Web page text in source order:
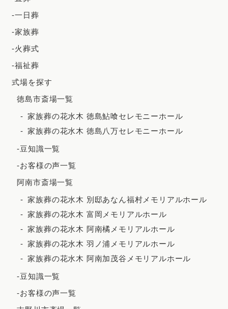
2024年2月
2023年12月
2023年11月
2023年10月
2023年9月
2023年8月
2023年7月
2023年6月
2023年3月
2023年2月
2023年1月
2022年12月
2022年11月
-一日葬
-家族葬
-火葬式
-福祉葬
式場を探す
徳島市斎場一覧
家族葬の花水木 徳島鮎喰セレモニーホール
家族葬の花水木 徳島八万セレモニーホール
-豆知識一覧
-お客様の声一覧
阿南市斎場一覧
家族葬の花水木 別邸あなん福村メモリアルホール
家族葬の花水木 富岡メモリアルホール
家族葬の花水木 阿南橘メモリアルホール
家族葬の花水木 羽ノ浦メモリアルホール
家族葬の花水木 阿南加茂谷メモリアルホール
-豆知識一覧
-お客様の声一覧